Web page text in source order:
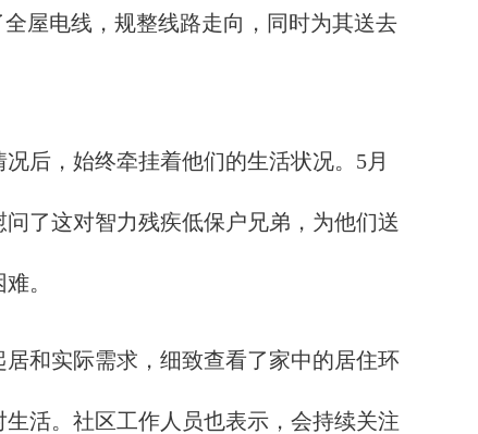
屋电线，规整线路走向，同时为其送去
后，始终牵挂着他们的生活状况。5月
了这对智力残疾低保户兄弟，为他们送
。
和实际需求，细致查看了家中的居住环
活。社区工作人员也表示，会持续关注